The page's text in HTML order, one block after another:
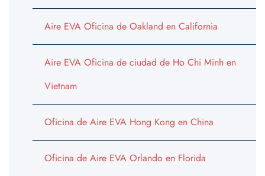
Aire EVA Oficina de Oakland en California
Aire EVA Oficina de ciudad de Ho Chi Minh en
Vietnam
Oficina de Aire EVA Hong Kong en China
Oficina de Aire EVA Orlando en Florida